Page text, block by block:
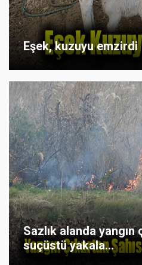
Eşek, kuzuyu emzirdi
Sazlık alanda yangın
suçüstü yakala...